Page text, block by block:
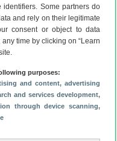
Some partners do
and rely on their legitimate
consent or object to data
time by clicking on “Learn
purposes:
and content, advertising
and services development,
through device scanning,